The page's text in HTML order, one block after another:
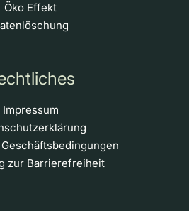
Öko Effekt
Impressum
zur Barrierefreiheit